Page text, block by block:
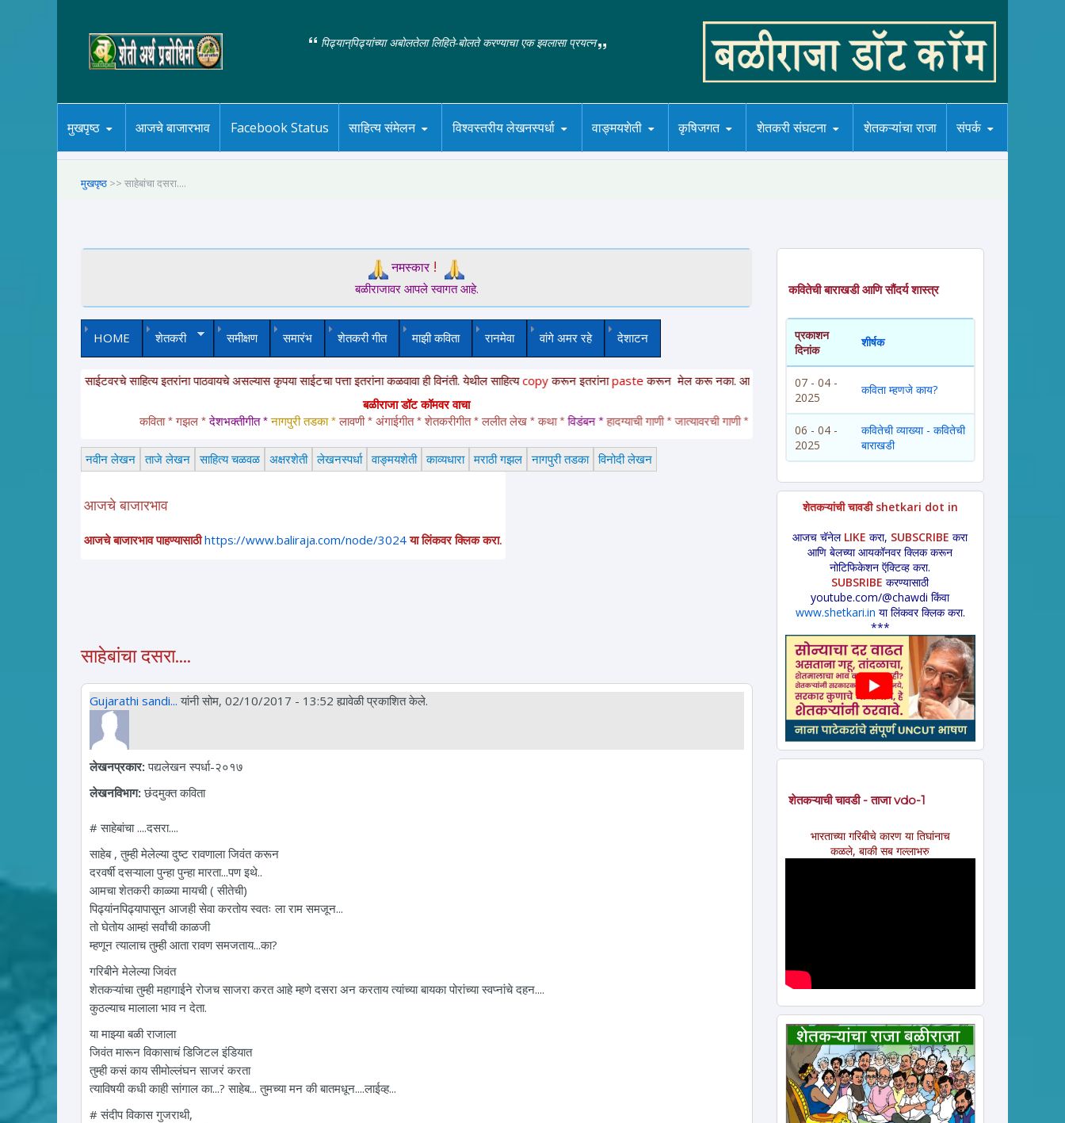
पिढ्यान्‌पिढ्यांच्या अबोलतेला लिहिते-बोलते करण्याचा एक इवलासा प्रयत्न
मुखपृष्ठ आजचे बाजारभाव Facebook Status साहित्य संमेलन विश्वस्तरीय लेखनस्पर्धा वाङ्मयशेती कृषिजगत शेतकरी संघटना शेतकऱ्यांचा राजा संपर्क
मुखपृष्ठ >> साहेबांचा दसरा....
नमस्कार!
बळीराजावर आपले स्वागत आहे.
HOME शेतकरी समीक्षण समारंभ शेतकरी गीत माझी कविता रानमेवा वांगे अमर रहे देशाटन
या साईटवरचे साहित्य इतरांना पाठवायचे असल्यास कृपया साईटचा पत्ता इतरांना कळवावा ही विनंती. येथील साहित्यcopyकरून इतरांनाpasteकरून मेल करू नका. आपणअत्यंत संवेदनशील रसिकआहात, साहित्यचोर नाहीत
बळीराजा डॉट कॉमवर वाचा
कविता * गझल * देशभक्तीगीत * नागपुरी तडका * लावणी * अंगाईगीत * शेतकरीगीत * ललीत लेख * कथा * विडंबन * हादग्याची गाणी * जात्यावरची गाणी * पोळ्याच्या झडत्या * भक्तीगीत * अभंग * महादेवाची गाणी * नाट्यगीत * गौळण *
नवीन लेखन ताजे लेखन साहित्य चळवळ अक्षरशेती लेखनस्पर्धा वाङ्मयशेती काव्यधारा मराठी गझल नागपुरी तडका विनोदी लेखन
आजचे बाजारभाव
आजचे बाजारभाव पाहण्यासाठी https://www.baliraja.com/node/3024 या लिंकवर क्लिक करा.
साहेबांचा दसरा....
Gujarathi sandi... यांनी सोम, 02/10/2017 - 13:52 ह्यावेळी प्रकाशित केले.
लेखनप्रकार:पद्यलेखन स्पर्धा-२०१७
लेखनविभाग:छंदमुक्त कविता
# साहेबांचा ....दसरा....
साहेब , तुम्ही मेलेल्या दुष्ट रावणाला जिवंत करून
दरवर्षी दसऱ्याला पुन्हा पुन्हा मारता...पण इथे..
आमचा शेतकरी काळ्या मायची ( सीतेची)
पिढ्यांनपिढ्यापासून आजही सेवा करतोय स्वतः ला राम समजून...
तो घेतोय आम्हां सर्वांची काळजी
म्हणून त्यालाच तुम्ही आता रावण समजताय...का?
गरिबीने मेलेल्या जिवंत
शेतकऱ्यांचा तुम्ही महागाईने रोजच साजरा करत आहे म्हणे दसरा अन करताय त्यांच्या बायका पोरांच्या स्वप्नांचे दहन....
कुठल्याच मालाला भाव न देता.
या माझ्या बळी राजाला
जिवंत मारून विकासाचं डिजिटल इंडियात
तुम्ही कसं काय सीमोल्लंघन साजरं करता
त्याविषयी कधी काही सांगाल का...? साहेब... तुमच्या मन की बातमधून....लाईव्ह...
# संदीप विकास गुजराथी,
कवितेची बाराखडी आणि सौंदर्य शास्त्र
प्रकाशन
दिनांक
शीर्षक
07 - 04 -
2025
कविता म्हणजे काय?
06 - 04 -
2025
कवितेची व्याख्या - कवितेची
बाराखडी
शेतकऱ्यांची चावडी shetkari dot in
आजच चॅनेल LIKE करा, SUBSCRIBE करा
आणि बेलच्या आयकॉनवर क्लिक करून
नोटिफिकेशन ऍक्टिव्ह करा.
SUBSRIBE करण्यासाठी
youtube.com/@chawdi किंवा
www.shetkari.in या लिंकवर क्लिक करा.
***
शेतकऱ्याची चावडी - ताजा vdo-1
भारताच्या गरिबीचे कारण या तिघांनाच
कळले, बाकी सब गल्लाभरु